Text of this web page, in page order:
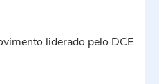
liderado pelo DCE